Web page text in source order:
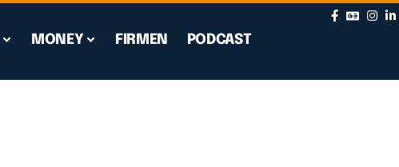
MONEY FIRMEN PODCAST